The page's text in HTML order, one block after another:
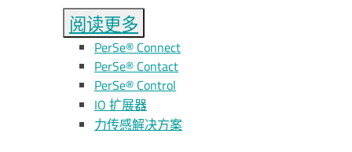
阅读更多
PerSe® Connect
PerSe® Contact
PerSe® Control
IO 扩展器
力传感解决方案